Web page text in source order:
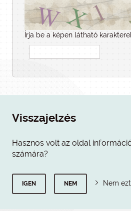
Írja be a képen látható
Visszajelzés
Hasznos volt az oldal
számára?
IGEN NEM Nem